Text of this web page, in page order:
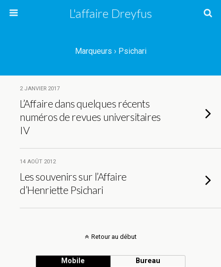
L'affaire Dreyfus
Marqueurs › Psichari
2 JANVIER 2017
L’Affaire dans quelques récents
numéros de revues universitaires
IV
14 AOÛT 2012
Les souvenirs sur l’Affaire
d’Henriette Psichari
Retour au début
Mobile Bureau